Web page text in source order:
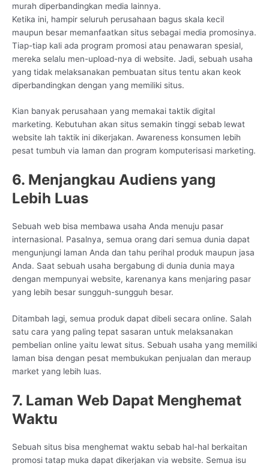
murah diperbandingkan media lainnya.
Ketika ini, hampir seluruh perusahaan bagus skala kecil
maupun besar memanfaatkan situs sebagai media promosinya.
Tiap-tiap kali ada program promosi atau penawaran spesial,
mereka selalu men-upload-nya di website. Jadi, sebuah usaha
yang tidak melaksanakan pembuatan situs tentu akan keok
diperbandingkan dengan yang memiliki situs.
Kian banyak perusahaan yang memakai taktik digital
marketing. Kebutuhan akan situs semakin tinggi sebab lewat
website lah taktik ini dikerjakan. Awareness konsumen lebih
pesat tumbuh via laman dan program komputerisasi marketing.
6. Menjangkau Audiens yang
Lebih Luas
Sebuah web bisa membawa usaha Anda menuju pasar
internasional. Pasalnya, semua orang dari semua dunia dapat
mengunjungi laman Anda dan tahu perihal produk maupun jasa
Anda. Saat sebuah usaha bergabung di dunia dunia maya
dengan mempunyai website, karenanya kans menjaring pasar
yang lebih besar sungguh-sungguh besar.
Ditambah lagi, semua produk dapat dibeli secara online. Salah
satu cara yang paling tepat sasaran untuk melaksanakan
pembelian online yaitu lewat situs. Sebuah usaha yang memiliki
laman bisa dengan pesat membukukan penjualan dan meraup
market yang lebih luas.
7. Laman Web Dapat Menghemat
Waktu
Sebuah situs bisa menghemat waktu sebab hal-hal berkaitan
promosi tatap muka dapat dikerjakan via website. Semua isu